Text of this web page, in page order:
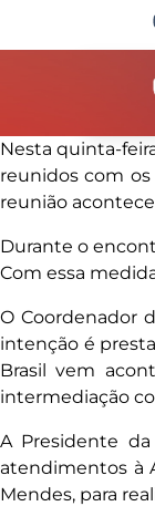
Search
Nesta quinta-
reunidos com
reunião
Durante o
Com essa
O Coordenador
intenção é
Brasil vem
intermediação
A Presidente
atendimentos à
Mendes, para